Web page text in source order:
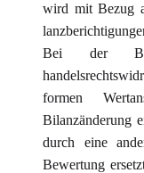
wird mit Bezug
Bei der
formen
Bilanzänderung
durch eine
Bewertung